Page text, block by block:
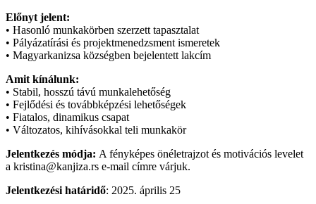
Előnyt jelent:
• Hasonló munkakörben szerzett tapasztalat
• Pályázatírási és projektmenedzsment ismeretek
• Magyarkanizsa községben bejelentett lakcím
Amit kínálunk:
• Stabil, hosszú távú munkalehetőség
• Fejlődési és továbbképzési lehetőségek
• Fiatalos, dinamikus csapat
• Változatos, kihívásokkal teli munkakör
Jelentkezés módja: A fényképes önéletrajzot és motivációs levelet
a kristina@kanjiza.rs e-mail címre várjuk.
Jelentkezési határidő: 2025. április 25